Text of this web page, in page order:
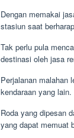
Dengan memakai
stasiun saat
Tak perlu pula
destinasi oleh jasa
Perjalanan malahan
kendaraan yang lain.
Roda yang dipesan
yang dapat memuat